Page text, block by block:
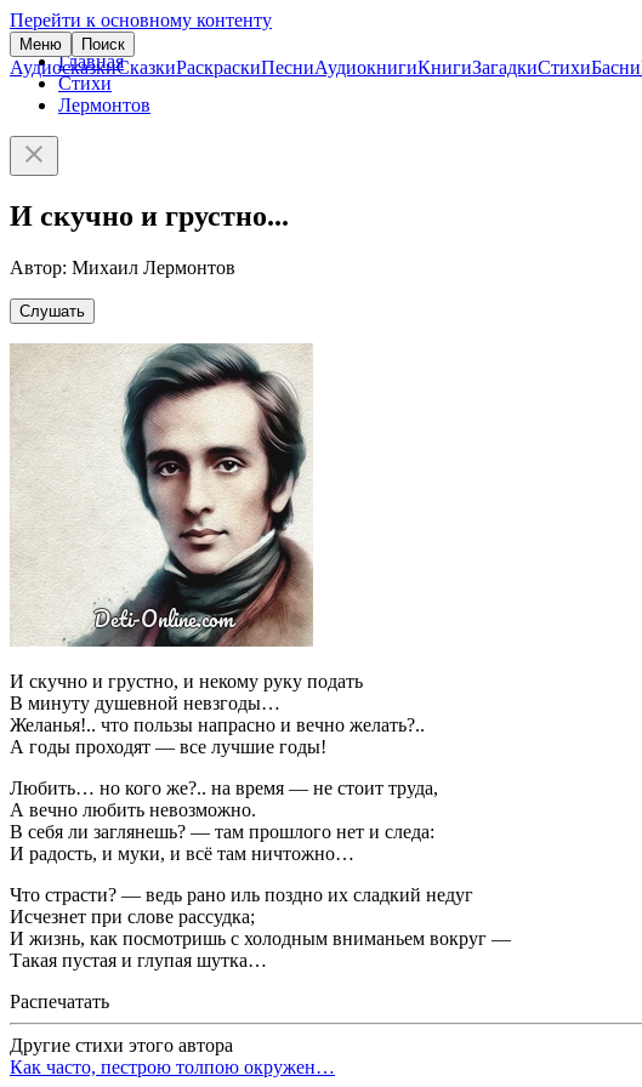
Перейти к основному контенту
Меню Поиск
АудиосказкиСказкиРаскраскиПесниАудиокнигиКнигиЗагадкиСтихиБасни
Главная
Стихи
Лермонтов
И скучно и грустно...
Автор: Михаил Лермонтов
Слушать
И скучно и грустно, и некому руку подать
В минуту душевной невзгоды…
Желанья!.. что пользы напрасно и вечно желать?..
А годы проходят — все лучшие годы!
Любить… но кого же?.. на время — не стоит труда,
А вечно любить невозможно.
В себя ли заглянешь? — там прошлого нет и следа:
И радость, и муки, и всё там ничтожно…
Что страсти? — ведь рано иль поздно их сладкий недуг
Исчезнет при слове рассудка;
И жизнь, как посмотришь с холодным вниманьем вокруг —
Такая пустая и глупая шутка…
Распечатать
Другие стихи этого автора
Как часто, пестрою толпою окружен…